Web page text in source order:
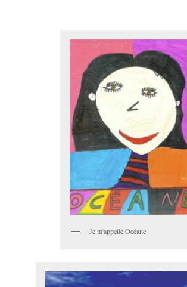
Je m'appelle Océane